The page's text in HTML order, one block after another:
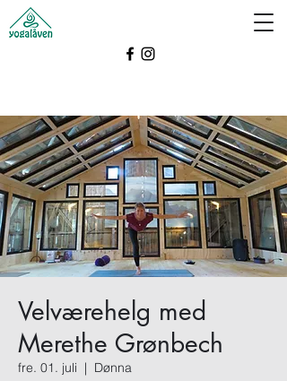
Velværehelg med
Merethe Grønbech
fre. 01. juli
  |
Dønna